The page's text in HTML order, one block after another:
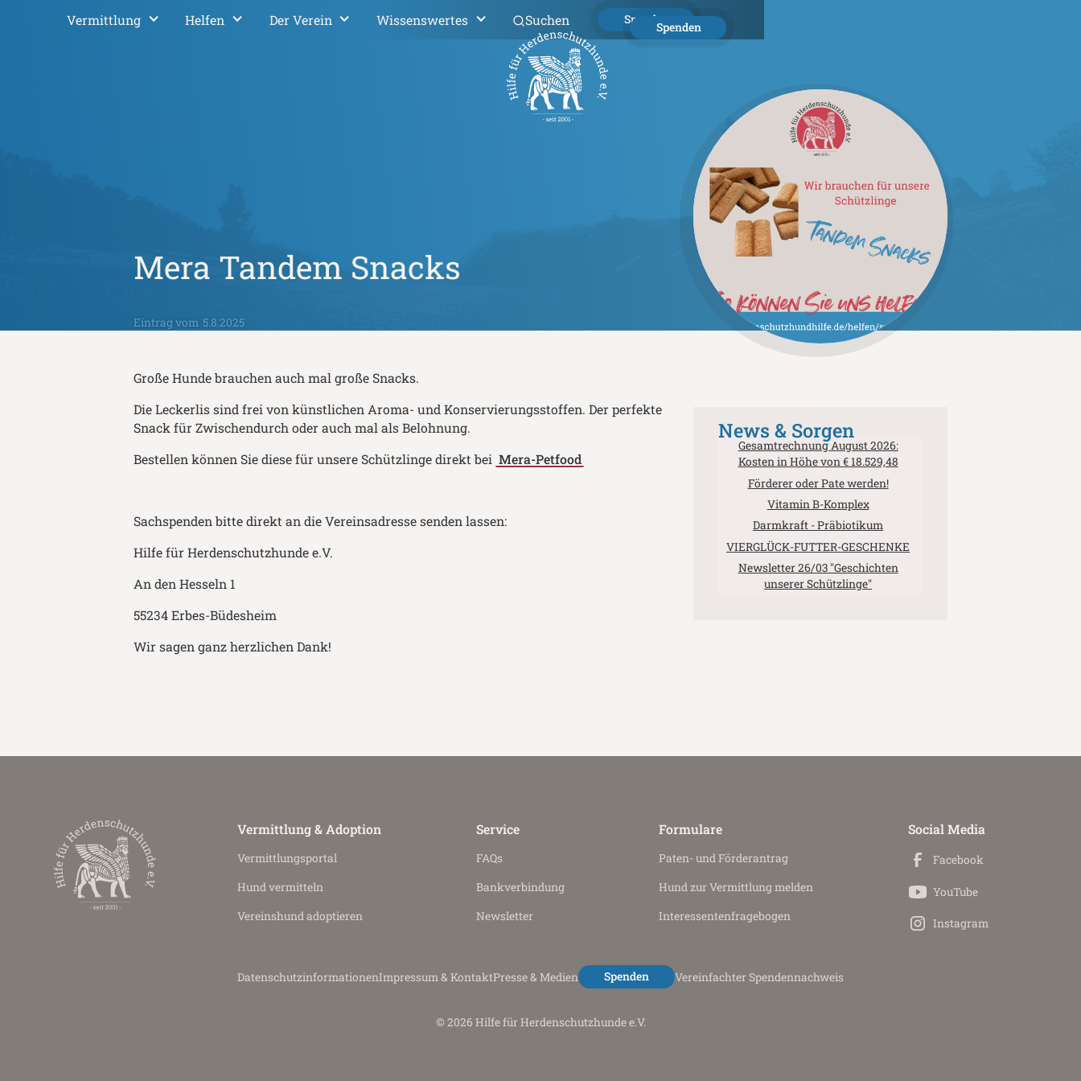
Vermittlung Helfen Der Verein Wissenswertes Suchen Spenden
Spenden
Mera Tandem Snacks
Eintrag vom 5.8.2025
Große Hunde brauchen auch mal große Snacks.
Die Leckerlis sind frei von künstlichen Aroma- und Konservierungsstoffen. Der perfekte
Snack für Zwischendurch oder auch mal als Belohnung.
Bestellen können Sie diese für unsere Schützlinge direkt bei Mera-Petfood
Sachspenden bitte direkt an die Vereinsadresse senden lassen:
Hilfe für Herdenschutzhunde e.V.
An den Hesseln 1
55234 Erbes-Büdesheim
Wir sagen ganz herzlichen Dank!
News & Sorgen
Gesamtrechnung August 2026:
Kosten in Höhe von € 18.529,48
Förderer oder Pate werden!
Vitamin B-Komplex
Darmkraft - Präbiotikum
VIERGLÜCK-FUTTER-GESCHENKE
Newsletter 26/03 "Geschichten
unserer Schützlinge"
Vermittlung & Adoption
Vermittlungs­portal
Hund vermitteln
Vereinshund adoptieren
Service
FAQs
Bankverbindung
Newsletter
Formulare
Paten- und Förderantrag
Hund zur Vermittlung melden
Interessenten­fragebogen
Social Media
Facebook
YouTube
Instagram
Datenschutz­informationenImpressum & KontaktPresse & Medien Spenden Vereinfachter Spendennachweis
© 2026 Hilfe für Herdenschutzhunde e.V.